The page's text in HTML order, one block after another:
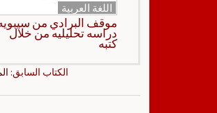
اللغة العربية
موقف البرادي من
دراسه تحليليه من خلال
كتبه
الكتاب السابق: